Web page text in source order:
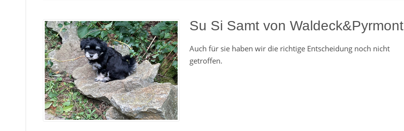
Su Si Samt von Waldeck&Pyrmont
Auch für sie haben wir die richtige Entscheidung noch nicht
getroffen.